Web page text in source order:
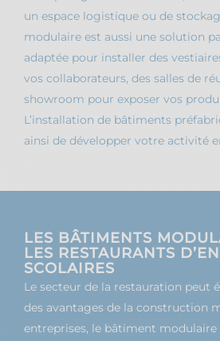
un espace logistique ou de
modulaire est aussi une solution
adaptée pour installer des
vos collaborateurs, des salles de
showroom pour exposer vos
L’installation de bâtiments
ainsi de développer votre activité
LES BÂTIMENTS
LES RESTAURANTS
SCOLAIRES
Le secteur de la restauration peut
des avantages de la construction
entreprises, le bâtiment